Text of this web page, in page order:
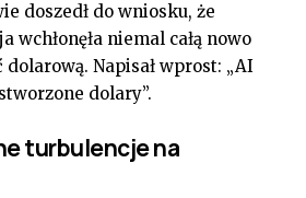
doszedł do wniosku, że
wchłonęła niemal całą nowo
dolarową. Napisał wprost: „AI
dolary”.
turbulencje na